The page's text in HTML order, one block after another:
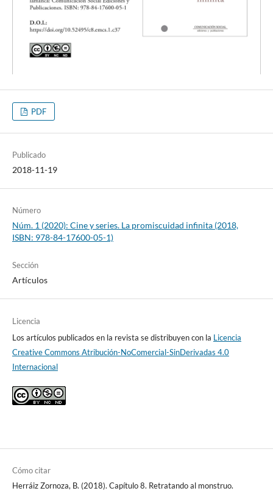
PDF
Publicado
2018-11-19
Número
Núm. 1 (2020): Cine y series. La promiscuidad infinita (2018,
ISBN: 978-84-17600-05-1)
Sección
Artículos
Licencia
Los artículos publicados en la revista se distribuyen con la Licencia
Creative Commons Atribución-NoComercial-SinDerivadas 4.0
Internacional
Cómo citar
Herráiz Zornoza, B. (2018). Capítulo 8. Retratando al monstruo.